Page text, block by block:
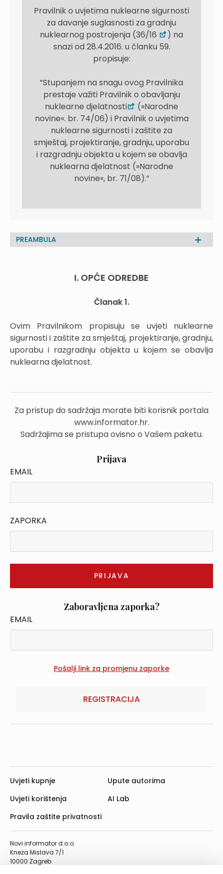
Pravilnik o uvjetima nuklearne sigurnosti
za davanje suglasnosti za gradnju
nuklearnog postrojenja (36/16
) na
snazi od 28.4.2016. u članku 59.
propisuje:
”Stupanjem na snagu ovog Pravilnika
prestaje važiti Pravilnik o obavljanju
nuklearne djelatnosti
(»Narodne
novine«. br. 74/06) i Pravilnik o uvjetima
nuklearne sigurnosti i zaštite za
smještaj, projektiranje, gradnju, uporabu
i razgradnju objekta u kojem se obavlja
nuklearna djelatnost (»Narodne
novine«, br. 71/08).”
PREAMBULA
I. OPĆE ODREDBE
Članak 1.
Ovim Pravilnikom propisuju se uvjeti nuklearne
sigurnosti i zaštite za smještaj, projektiranje, gradnju,
uporabu i razgradnju objekta u kojem se obavlja
nuklearna djelatnost.
Za pristup do sadržaja morate biti korisnik portala
www.informator.hr.
Sadržajima se pristupa ovisno o Vašem paketu.
Prijava
EMAIL
ZAPORKA
Zaboravljena zaporka?
EMAIL
REGISTRACIJA
Novi informator d.o.o.
Kneza Mislava 7/1
10000 Zagreb
Uvjeti kupnje
Uvjeti korištenja
Pravila zaštite privatnosti
Upute autorima
AI Lab